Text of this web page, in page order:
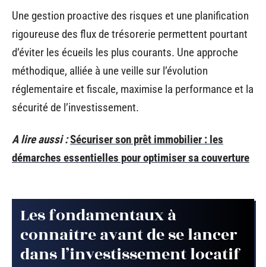
Une gestion proactive des risques et une planification
rigoureuse des flux de trésorerie permettent pourtant
d’éviter les écueils les plus courants. Une approche
méthodique, alliée à une veille sur l’évolution
réglementaire et fiscale, maximise la performance et la
sécurité de l’investissement.
A lire aussi :Sécuriser son prêt immobilier : les
démarches essentielles pour optimiser sa couverture
Les fondamentaux à
connaître avant de se lancer
dans l’investissement locatif